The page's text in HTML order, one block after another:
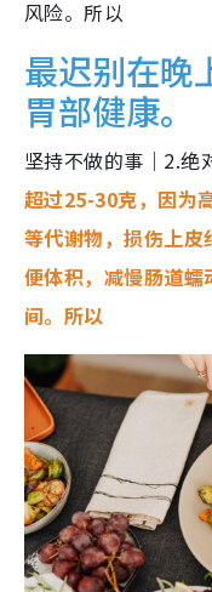
风险。所以
最迟别在晚
胃部健康。
坚持不做的事｜2.绝
超过25-30克，因为
等代谢物，损伤上
便体积，减慢肠道
间。所以